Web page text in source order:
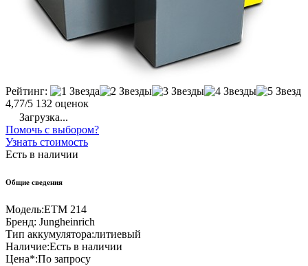
Рейтинг:
4,77/5 132 оценок
Загрузка...
Помочь с выбором?
Узнать стоимость
Есть в наличии
Общие сведения
Модель:ETM 214
Бренд: Jungheinrich
Тип аккумулятора:литиевый
Наличие:Есть в наличии
Цена*:По запросу